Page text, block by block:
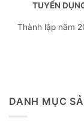
TUYỂN
Thành lập năm
DANH MỤC